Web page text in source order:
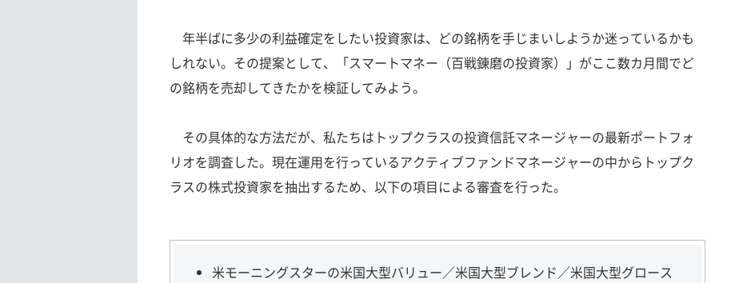
年半ばに多少の利益確定をしたい投資家は、どの銘柄を手じまいしようか迷っているかも
しれない。その提案として、「スマートマネー（百戦錬磨の投資家）」がここ数カ月間でど
の銘柄を売却してきたかを検証してみよう。
その具体的な方法だが、私たちはトップクラスの投資信託マネージャーの最新ポートフォ
リオを調査した。現在運用を行っているアクティブファンドマネージャーの中からトップク
ラスの株式投資家を抽出するため、以下の項目による審査を行った。
米モーニングスターの米国大型バリュー／米国大型ブレンド／米国大型グロース